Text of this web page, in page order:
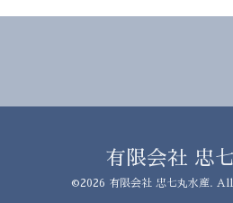
有限会社 忠
©2026 有限会社 忠七丸水産.